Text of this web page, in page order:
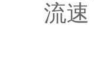
流